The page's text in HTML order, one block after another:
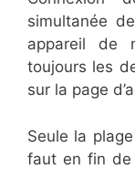
simultanée
appareil de
toujours les
sur la page
Seule la
faut en fin de